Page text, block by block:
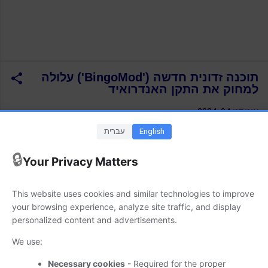
תוכנה זדונית חדשה ('BingoMod') עלולה
למחוק את התקן האנדרואיד
אוגוסט 04, 2024
לחשבון הבנק של הקורבן המותקף, למשוך כספים מחשבון הבנק
מידע נוסף זמין במקור הידיעה. (המקור-Bleeping Computer
) |
הערה: Google מאפשרת כי Play Protect מזהה את BingoMod
Suppware Whatsapp
🔒Your Privacy Matters
עברית English
This website uses cookies and similar technologies to improve
your browsing experience, analyze site traffic, and display
personalized content and advertisements.
We use:
Necessary cookies - Required for the proper